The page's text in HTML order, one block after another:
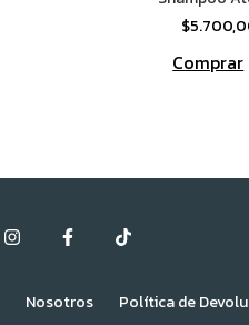
Nosotros Política de